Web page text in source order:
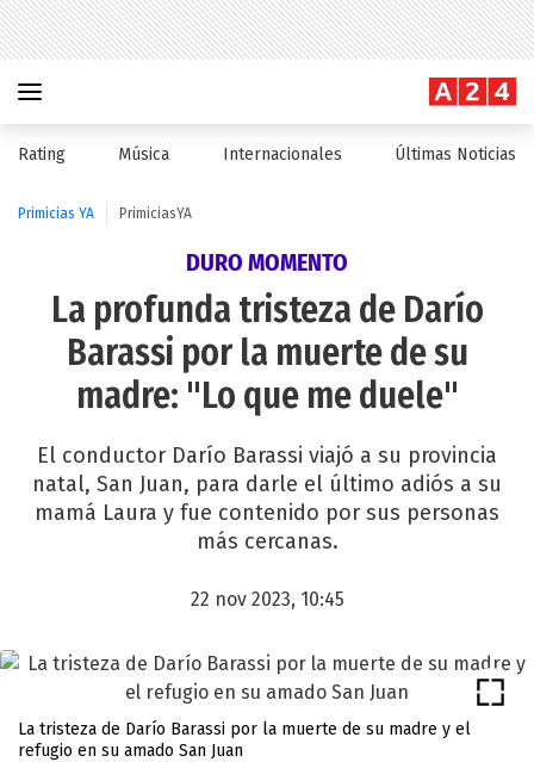
Rating Música Internacionales Últimas Noticias
Primicias YA PrimiciasYA
DURO MOMENTO
La profunda tristeza de Darío
Barassi por la muerte de su
madre: "Lo que me duele"
El conductor Darío Barassi viajó a su provincia
natal, San Juan, para darle el último adiós a su
mamá Laura y fue contenido por sus personas
más cercanas.
22 nov 2023, 10:45
La tristeza de Darío Barassi por la muerte de su madre y el
refugio en su amado San Juan